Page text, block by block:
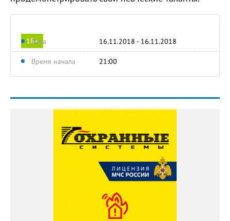
18+Дата 16.11.2018 - 16.11.2018
Время начала 21:00